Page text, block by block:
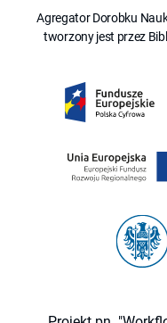
Agregator Dorobku
tworzony jest przez